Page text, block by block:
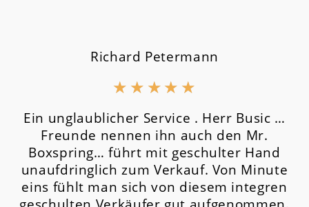
Richard Petermann
★ ★ ★ ★ ★
Ein unglaublicher Service . Herr Busic …
Freunde nennen ihn auch den Mr.
Boxspring… führt mit geschulter Hand
unaufdringlich zum Verkauf. Von Minute
eins fühlt man sich von diesem integren